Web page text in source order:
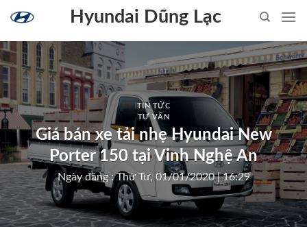
content
Hyundai Dũng Lạc
TIN TỨC
TƯ VẤN
Giá bán xe tải nhẹ Hyundai New
Porter 150 tại Vinh Nghệ An
Ngày đăng : Thứ Tư, 01/01/2020 | 16:29